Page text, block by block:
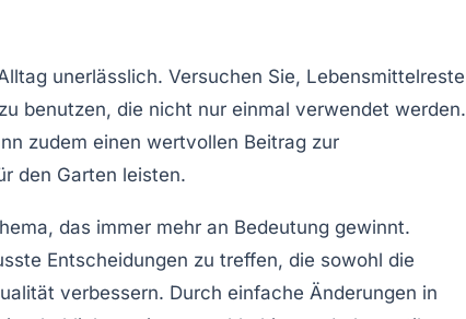
unerlässlich. Versuchen Sie, Lebensmittelreste
benutzen, die nicht nur einmal verwendet werden.
zudem einen wertvollen Beitrag zur
den Garten leisten.
das immer mehr an Bedeutung gewinnt.
Entscheidungen zu treffen, die sowohl die
verbessern. Durch einfache Änderungen in